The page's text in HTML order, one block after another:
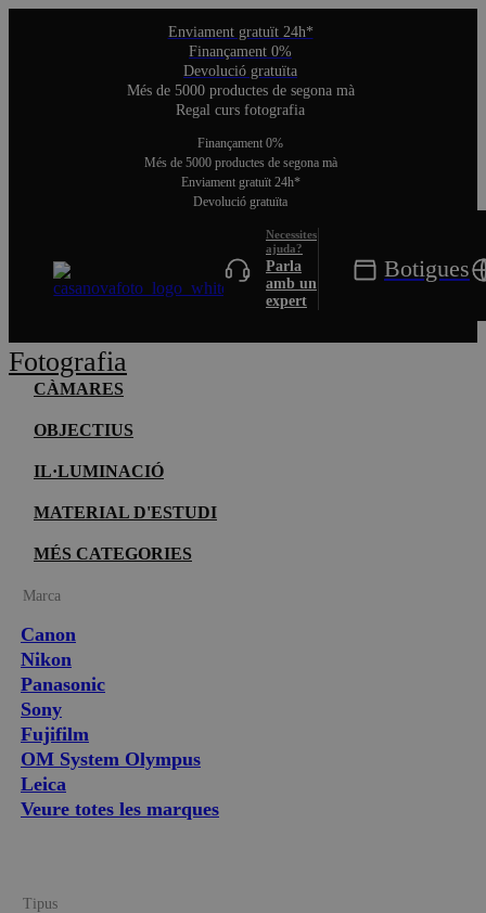
Enviament gratuït 24h*
Finançament 0%
Devolució gratuïta
Més de 5000 productes de segona mà
Regal curs fotografia
Finançament 0%
Més de 5000 productes de segona mà
Enviament gratuït 24h*
Devolució gratuïta
Parla
amb un
expert
Botigues
Fotografia
CÀMARES
OBJECTIUS
IL·LUMINACIÓ
MATERIAL D'ESTUDI
MÉS CATEGORIES
Marca
Canon
Nikon
Panasonic
Sony
Fujifilm
OM System Olympus
Leica
Veure totes les marques
Tipus